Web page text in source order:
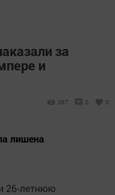
за
и
367 0 0
лишена
26‑летнюю